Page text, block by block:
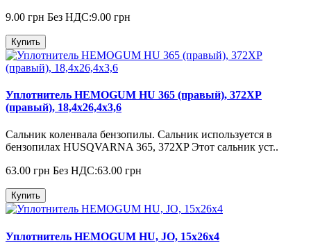
9.00 грн Без НДС:9.00 грн
Купить
Уплотнитель HEMOGUM HU 365 (правый), 372XP
(правый), 18,4x26,4x3,6
Сальник коленвала бензопилы. Сальник используется в
бензопилах HUSQVARNA 365, 372XP Этот сальник уст..
63.00 грн Без НДС:63.00 грн
Купить
Уплотнитель HEMOGUM HU, JO, 15x26x4